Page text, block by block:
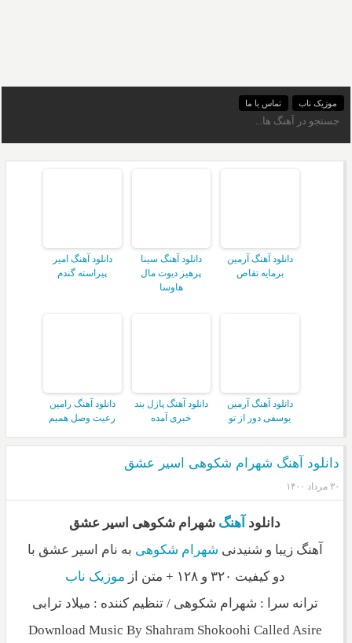
موزیک ناب تماس با ما
دانلود آهنگ آرمین
برمایه تقاص
دانلود آهنگ سینا
پرهیز دیوت مال
هاوسا
دانلود آهنگ امیر
پیراسته گندم
دانلود آهنگ آرمین
یوسفی دور از تو
دانلود آهنگ پازل بند
خبری آمده
دانلود آهنگ رامین
رعیت وصل همیم
دانلود آهنگ شهرام شکوهی اسیر عشق
۳۰ مرداد ۱۴۰۰
دانلود آهنگ شهرام شکوهی اسیر عشق
آهنگ زیبا و شنیدنی شهرام شکوهی به نام اسیر عشق با
دو کیفیت ۳۲۰ و ۱۲۸ + متن از
موزیک ناب
ترانه سرا : شهرام شکوهی / تنظیم کننده : میلاد ترابی
Download Music By Shahram Shokoohi Called Asire